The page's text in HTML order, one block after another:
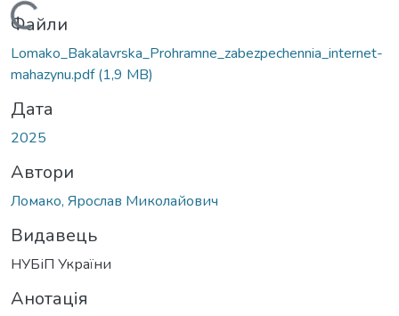
Файли
Lomako_Bakalavrska_Prohramne_zabezpechennia_internet-
mahazynu.pdf(1,9 MB)
Дата
2025
Автори
Ломако, Ярослав Миколайович
Видавець
НУБіП України
Анотація